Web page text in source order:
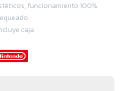
funcionamiento 100%
caja